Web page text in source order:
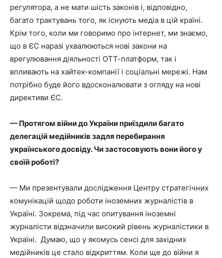
регулятора, а не мати шість законів і, відповідно,
багато трактувань того, як існують медіа в цій країні.
Крім того, коли ми говоримо про інтернет, ми знаємо,
що в ЄС наразі ухвалюються нові закони на
врегулювання діяльності ОТТ-платформ, так і
впливають на хайтек-компанії і соціальні мережі. Нам
потрібно буде його вдосконалювати з огляду на нові
директиви ЄС.
— Протягом війни до України приїздили багато
делегацій медійників задля перебирання
українського досвіду. Чи застосовують вони його у
своїй роботі?
— Ми презентували дослідження Центру стратегічних
комунікацій щодо роботи іноземних журналістів в
Україні. Зокрема, під час опитування іноземні
журналісти відзначили високий рівень журналістики в
Україні. Думаю, що у якомусь сенсі для західних
медійників це стало відкриттям. Коли ще до війни я